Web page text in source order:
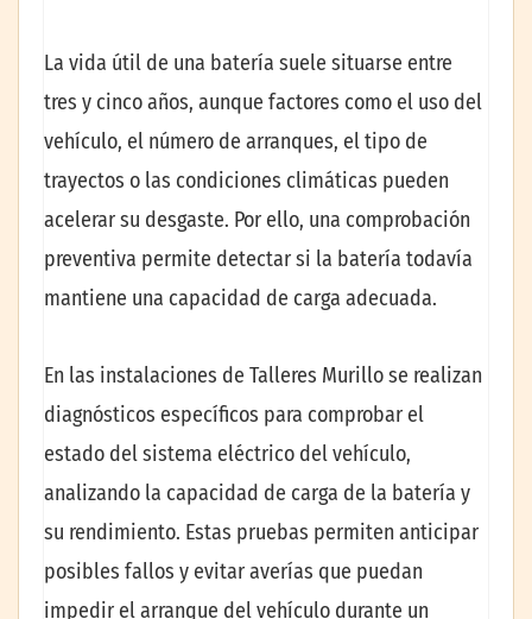
La vida útil de una batería suele situarse entre
tres y cinco años, aunque factores como el uso del
vehículo, el número de arranques, el tipo de
trayectos o las condiciones climáticas pueden
acelerar su desgaste. Por ello, una comprobación
preventiva permite detectar si la batería todavía
mantiene una capacidad de carga adecuada.
En las instalaciones de Talleres Murillo se realizan
diagnósticos específicos para comprobar el
estado del sistema eléctrico del vehículo,
analizando la capacidad de carga de la batería y
su rendimiento. Estas pruebas permiten anticipar
posibles fallos y evitar averías que puedan
impedir el arranque del vehículo durante un